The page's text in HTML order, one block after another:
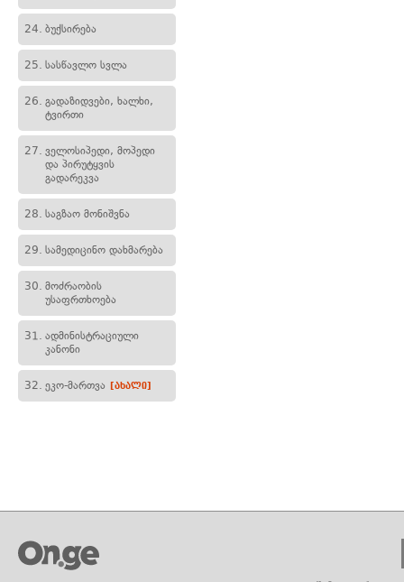
24. ბუქსირება
25. სასწავლო სვლა
26. გადაზიდვები, ხალხი,
ტვირთი
27. ველოსიპედი, მოპედი
და პირუტყვის
გადარეკვა
28. საგზაო მონიშვნა
29. სამედიცინო დახმარება
30. მოძრაობის
უსაფრთხოება
31. ადმინისტრაციული
კანონი
32. ეკო-მართვა [ახალი]